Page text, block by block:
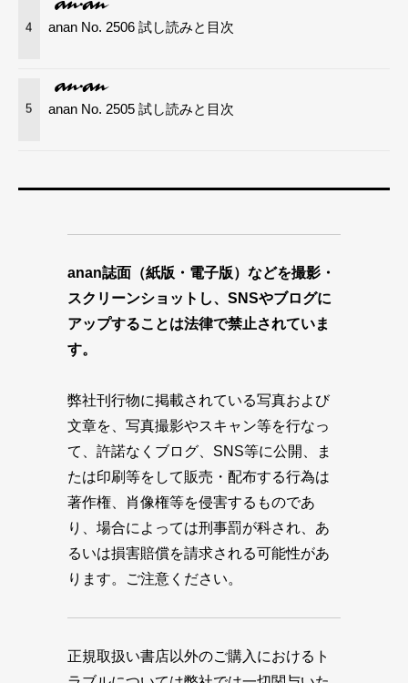
4 anan No. 2506 試し読みと目次
5 anan No. 2505 試し読みと目次
anan誌面（紙版・電子版）などを撮影・
スクリーンショットし、SNSやブログに
アップすることは法律で禁止されていま
す。
弊社刊行物に掲載されている写真および
文章を、写真撮影やスキャン等を行なっ
て、許諾なくブログ、SNS等に公開、ま
たは印刷等をして販売・配布する行為は
著作権、肖像権等を侵害するものであ
り、場合によっては刑事罰が科され、あ
るいは損害賠償を請求される可能性があ
ります。ご注意ください。
正規取扱い書店以外のご購入におけるト